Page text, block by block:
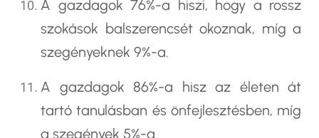
A gazdagok 76%-a hiszi, hogy a rossz
szokások balszerencsét okoznak, míg a
szegényeknek 9%-a.
A gazdagok 86%-a hisz az életen át
tartó tanulásban és önfejlesztésben, míg
a szegények 5%-a.